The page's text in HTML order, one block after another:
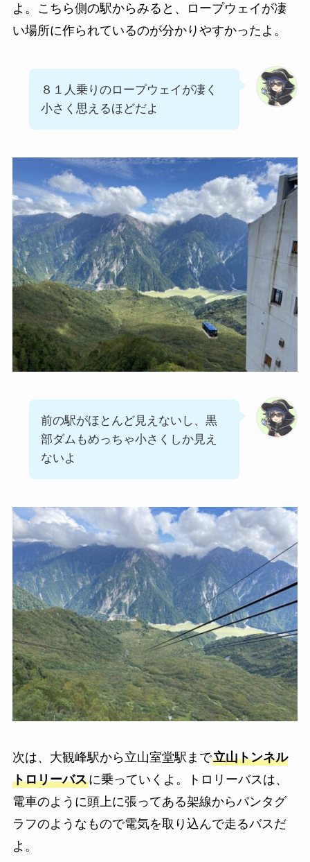
よ。こちら側の駅からみると、ロープウェイが凄
い場所に作られているのが分かりやすかったよ。
８１人乗りのロープウェイが凄く
小さく思えるほどだよ
前の駅がほとんど見えないし、黒
部ダムもめっちゃ小さくしか見え
ないよ
次は、大観峰駅から立山室堂駅まで立山トンネル
トロリーバスに乗っていくよ。トロリーバスは、
電車のように頭上に張ってある架線からパンタグ
ラフのようなもので電気を取り込んで走るバスだ
よ。